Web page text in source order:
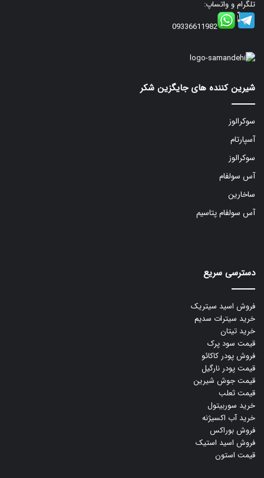
تلگرام و واتساپ:
09336611982
شیرین کننده های جایگزین شکر
سوکرالوز
آسپارتام
سوکرالوز
آس سولفام
ساخارین
آس سولفام پتاسیم
دسترسی سریع
فروش اسید سیتریک
خرید سیترات سدیم
خرید تیتان
قیمت سود پرک
فروش پودر کاکائو
قیمت پودر نارگیل
قیمت جوش شیرین
قیمت ثعلب
خرید سوربیتول
خرید آب اکسیژنه
فروش بوراکس
فروش اسید استیک
قیمت استون